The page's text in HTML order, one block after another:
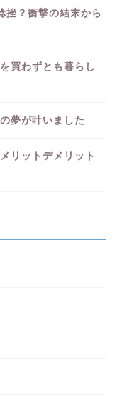
挫？衝撃の結末から
買わずとも暮らし
夢が叶いました
リットデメリット